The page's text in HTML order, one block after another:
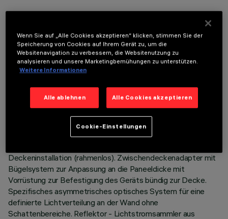
TECHNISCHE DATEN
Einbaugerät mit Wall-Washer-Optik für LED-Lampe neutral
white. Passives Wärmeableitungssystem. Lampenkörper mit
Deckeninstallation (rahmenlos). Zwischendeckenadapter mit
Bügelsystem zur Anpassung an die Paneeldicke mit
Vorrüstung zur Befestigung des Geräts bündig zur Decke.
Spezifisches asymmetrisches optisches System für eine
definierte Lichtverteilung an der Wand ohne
Schattenbereiche. Reflektor - Lichtstromsammler aus
Wenn Sie auf „Alle Cookies akzeptieren“ klicken, stimmen Sie der
Speicherung von Cookies auf Ihrem Gerät zu, um die
Websitenavigation zu verbessern, die Websitenutzung zu
analysieren und unsere Marketingbemühungen zu unterstützen.
Weitere Informationen
Alle ablehnen Alle Cookies akzeptieren
Cookie-Einstellungen